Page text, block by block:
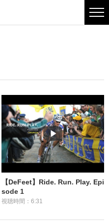
【DeFeet】Ride. Run. Play. Epi
sode 1
視聴時間：6:31